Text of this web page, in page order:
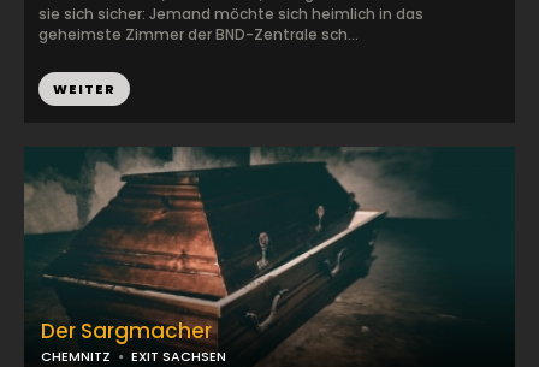
sie sich sicher: Jemand möchte sich heimlich in das
geheimste Zimmer der BND-Zentrale sch...
WEITER
Der Sargmacher
CHEMNITZ EXIT SACHSEN